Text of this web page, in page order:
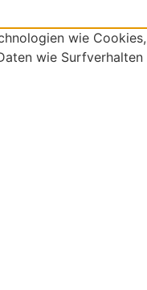
wie
wie